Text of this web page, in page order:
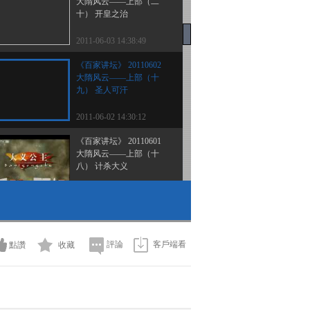
十） 开皇之治
2011-06-03 14:38:49
《百家讲坛》 20110602
大隋风云——上部（十
九） 圣人可汗
2011-06-02 14:30:12
《百家讲坛》 20110601
大隋风云——上部（十
八） 计杀大义
七） 再平江南
2011-05-31 15:23:40
大隋风云——上部（十
點讚 收藏 評論 客戶端看